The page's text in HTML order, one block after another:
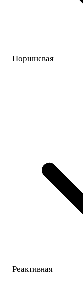
Поршневая
Реактивная